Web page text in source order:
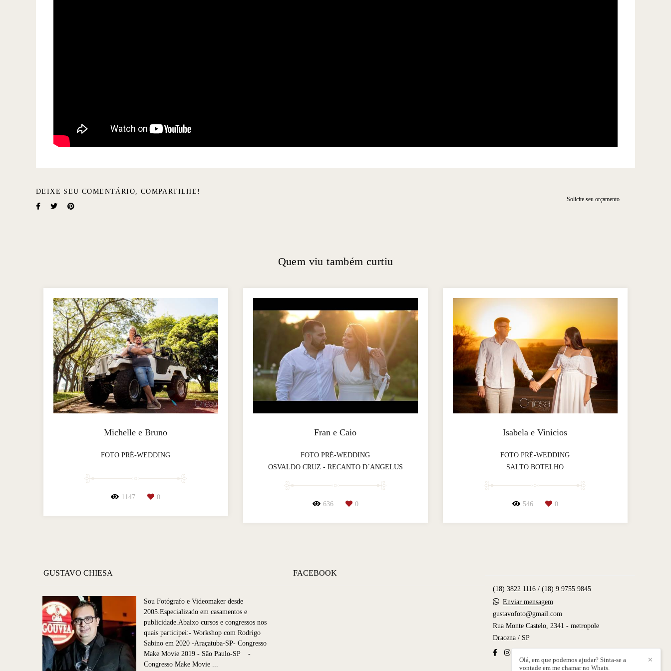
DEIXE SEU COMENTÁRIO, COMPARTILHE!
Solicite seu orçamento
Quem viu também curtiu
Michelle e Bruno
FOTO PRÉ-WEDDING
1147 0
Fran e Caio
FOTO PRÉ-WEDDING
OSVALDO CRUZ - RECANTO D´ANGELUS
636 0
Isabela e Vinicios
FOTO PRÉ-WEDDING
SALTO BOTELHO
546 0
GUSTAVO CHIESA
Sou Fotógrafo e Videomaker desde
2005.Especializado em casamentos e
publicidade.Abaixo cursos e congressos nos
quais participei:- Workshop com Rodrigo
Sabino em 2020 -Araçatuba-SP- Congresso
Make Movie 2019 - São Paulo-SP -
Congresso Make Movie ...
FACEBOOK
(18) 3822 1116 / (18) 9 9755 9845
Enviar mensagem
gustavofoto@gmail.com
Rua Monte Castelo, 2341 - metropole
Dracena / SP
✕
Olá, em que podemos ajudar? Sinta-se a
vontade em me chamar no Whats.